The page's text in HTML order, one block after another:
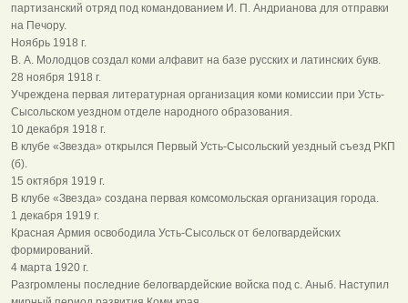
партизанский отряд под командованием И. П. Андрианова для отправки
на Печору.
Ноябрь 1918 г.
В. А. Молодцов создал коми алфавит на базе русских и латинских букв.
28 ноября 1918 г.
Учреждена первая литературная организация коми комиссии при Усть-
Сысольском уездном отделе народного образования.
10 декабря 1918 г.
В клубе «Звезда» открылся Первый Усть-Сысольский уездный съезд РКП
(б).
15 октября 1919 г.
В клубе «Звезда» создана первая комсомольская организация города.
1 декабря 1919 г.
Красная Армия освободила Усть-Сысольск от белогвардейских
формирований.
4 марта 1920 г.
Разгромлены последние белогвардейские войска под с. Аныб. Наступил